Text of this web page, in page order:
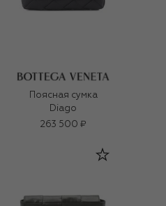
Поясная сумка
Diago
263 500 ₽